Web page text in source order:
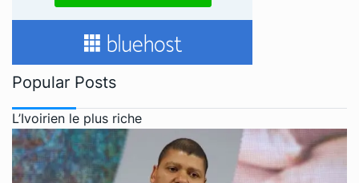
Popular Posts
L’Ivoirien le plus riche